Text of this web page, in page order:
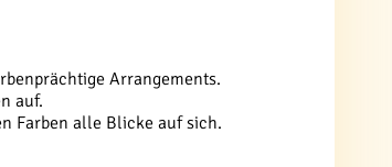
Arrangements.
auf.
Farben alle Blicke auf sich.